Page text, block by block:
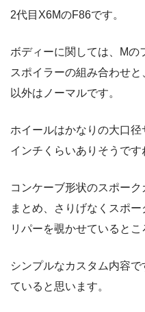
2代目X6MのF86です。
ボディーに関しては、Mの
スポイラーの組み合わせ
以外はノーマルです。
ホイールはかなりの大口
インチくらいありそうです
コンケーブ形状のスポー
まとめ、さりげなくスポ
リパーを覗かせているとこ
シンプルなカスタム内容
ていると思います。